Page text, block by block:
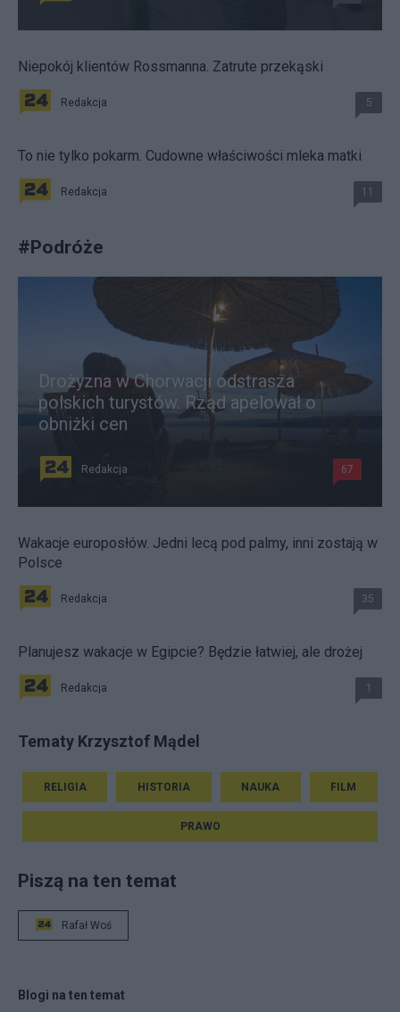
Niepokój klientów Rossmanna. Zatrute przekąski
Redakcja 5
To nie tylko pokarm. Cudowne właściwości mleka matki
Redakcja 11
#Podróże
Drożyzna w Chorwacji odstrasza
polskich turystów. Rząd apelował o
obniżki cen
Redakcja 67
Wakacje europosłów. Jedni lecą pod palmy, inni zostają w
Polsce
Redakcja 35
Planujesz wakacje w Egipcie? Będzie łatwiej, ale drożej
Redakcja 1
Tematy Krzysztof Mądel
RELIGIA HISTORIA NAUKA FILM
PRAWO
Piszą na ten temat
Rafał Woś
Blogi na ten temat